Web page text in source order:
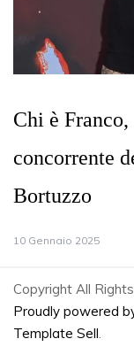
Chi è
concorrente
Bortuzzo
10 Gennaio 2025
Copyright All
Proudly powered
Template Sell.